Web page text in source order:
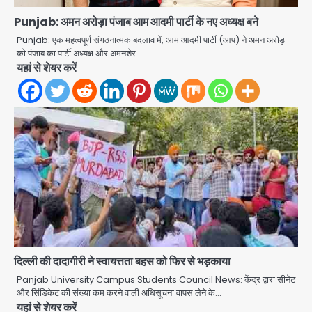
Punjab: अमन अरोड़ा पंजाब आम आदमी पार्टी के नए अध्यक्ष बने
Punjab: एक महत्वपूर्ण संगठनात्मक बदलाव में, आम आदमी पार्टी (आप) ने अमन अरोड़ा
को पंजाब का पार्टी अध्यक्ष और अमनशेर…
यहां से शेयर करें
दिल्ली की दादागीरी ने स्वायत्तता बहस को फिर से भड़काया
Panjab University Campus Students Council News: केंद्र द्वारा सीनेट
और सिंडिकेट की संख्या कम करने वाली अधिसूचना वापस लेने के…
यहां से शेयर करें
2
Noida Sector 105: हाई कोर्ट जज व पूर्व
कैबिनेट सेक्रेटरी ने बच्चों संग चलाया सफाई
अभियान, 160 किलो कूड़ा हटाया